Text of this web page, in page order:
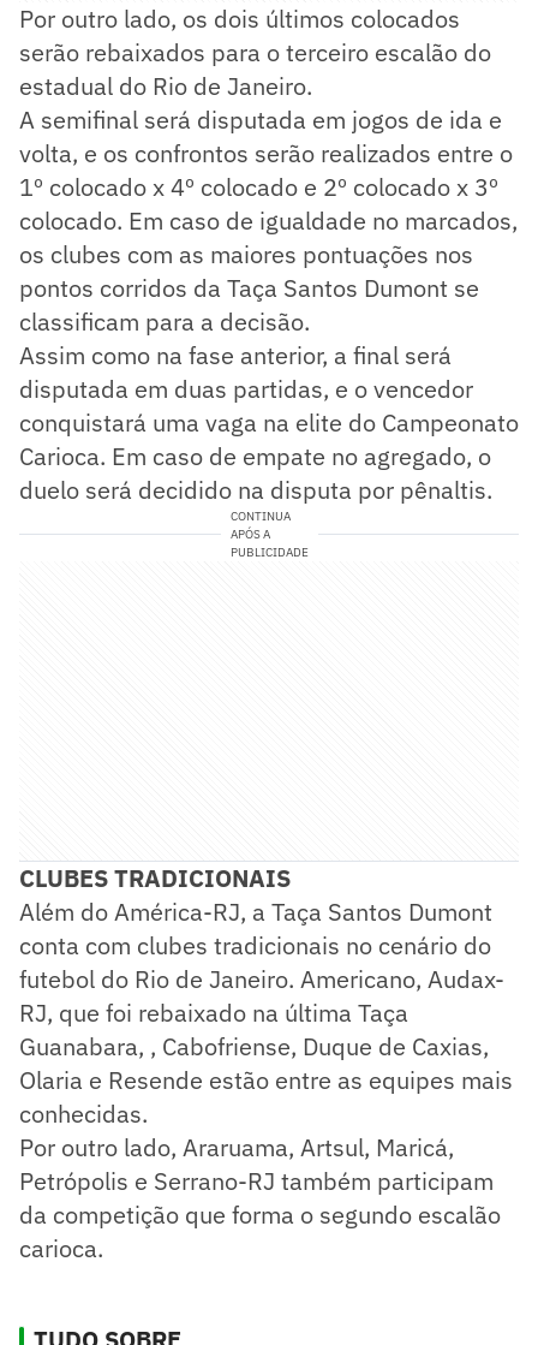
Por outro lado, os dois últimos colocados
serão rebaixados para o terceiro escalão do
estadual do Rio de Janeiro.
A semifinal será disputada em jogos de ida e
volta, e os confrontos serão realizados entre o
1º colocado x 4º colocado e 2º colocado x 3º
colocado. Em caso de igualdade no marcados,
os clubes com as maiores pontuações nos
pontos corridos da Taça Santos Dumont se
classificam para a decisão.
Assim como na fase anterior, a final será
disputada em duas partidas, e o vencedor
conquistará uma vaga na elite do Campeonato
Carioca. Em caso de empate no agregado, o
duelo será decidido na disputa por pênaltis.
CONTINUA
APÓS A
PUBLICIDADE
CLUBES TRADICIONAIS
Além do América-RJ, a Taça Santos Dumont
conta com clubes tradicionais no cenário do
futebol do Rio de Janeiro. Americano, Audax-
RJ, que foi rebaixado na última Taça
Guanabara, , Cabofriense, Duque de Caxias,
Olaria e Resende estão entre as equipes mais
conhecidas.
Por outro lado, Araruama, Artsul, Maricá,
Petrópolis e Serrano-RJ também participam
da competição que forma o segundo escalão
carioca.